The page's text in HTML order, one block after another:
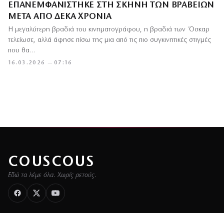
ΕΠΑΝΕΜΦΑΝΊΣΤΗΚΕ ΣΤΗ ΣΚΗΝΉ ΤΩΝ ΒΡΑΒΕΊΩΝ
ΜΕΤΆ ΑΠΌ ΔΈΚΑ ΧΡΌΝΙΑ
16.03.2026 — 07:16
Η μεγαλύτερη βραδιά του κινηματογράφου, η βραδιά των Όσκαρ
τελείωσε, αλλά άφησε πίσω της μια από τις πιο συγκινητικές στιγμές
που θα…
COUSCOUS
Εδώ τα λέμε όλα. Χωρίς ρετούς.